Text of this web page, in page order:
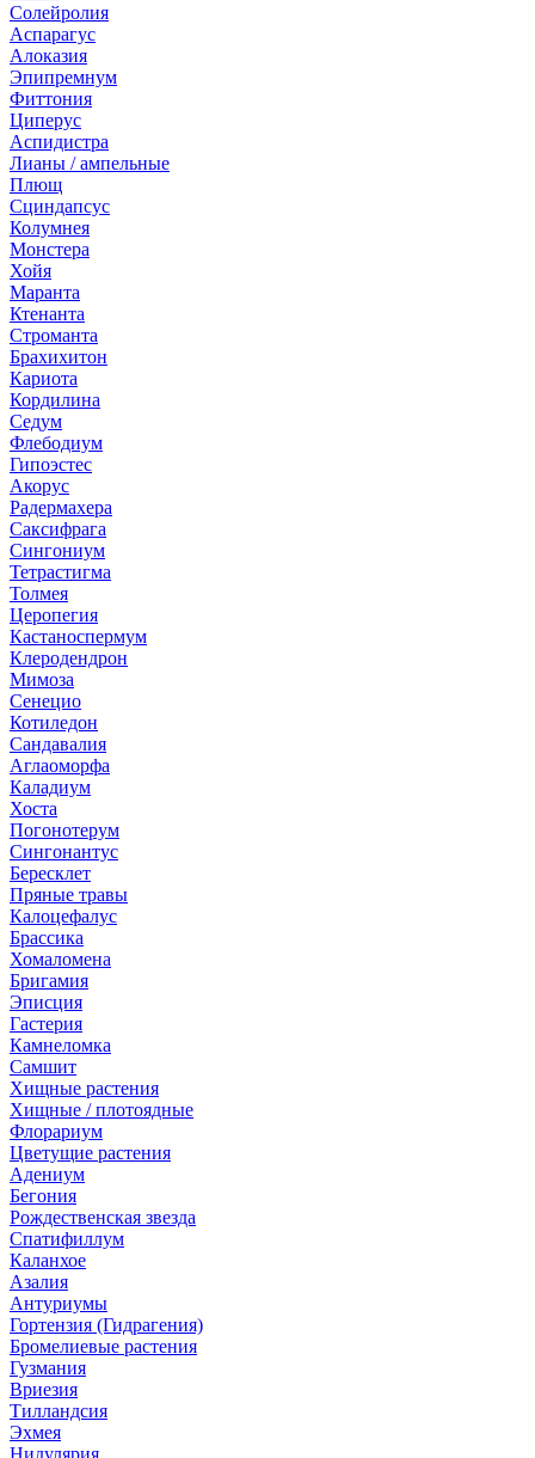
Солейролия
Аспарагус
Алоказия
Эпипремнум
Фиттония
Циперус
Аспидистра
Лианы / ампельные
Плющ
Сциндапсус
Колумнея
Монстера
Хойя
Маранта
Ктенанта
Строманта
Брахихитон
Кариота
Кордилина
Седум
Флебодиум
Гипоэстес
Акорус
Радермахера
Саксифрага
Сингониум
Тетрастигма
Толмея
Церопегия
Кастаноспермум
Клеродендрон
Мимоза
Сенецио
Котиледон
Сандавалия
Аглаоморфа
Каладиум
Хоста
Погонотерум
Сингонантус
Бересклет
Пряные травы
Калоцефалус
Брассика
Хомаломена
Бригамия
Эписция
Гастерия
Камнеломка
Самшит
Хищные растения
Хищные / плотоядные
Флорариум
Цветущие растения
Адениум
Бегония
Рождественская звезда
Спатифиллум
Каланхое
Азалия
Антуриумы
Гортензия (Гидрагения)
Бромелиевые растения
Гузмания
Вриезия
Тилландсия
Эхмея
Нидулярия